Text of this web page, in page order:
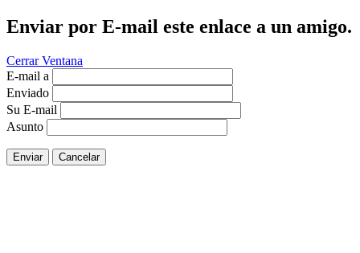
Enviar por E-mail este enlace a un amigo.
Cerrar Ventana
E-mail a
Enviado
Su E-mail
Asunto
Enviar Cancelar